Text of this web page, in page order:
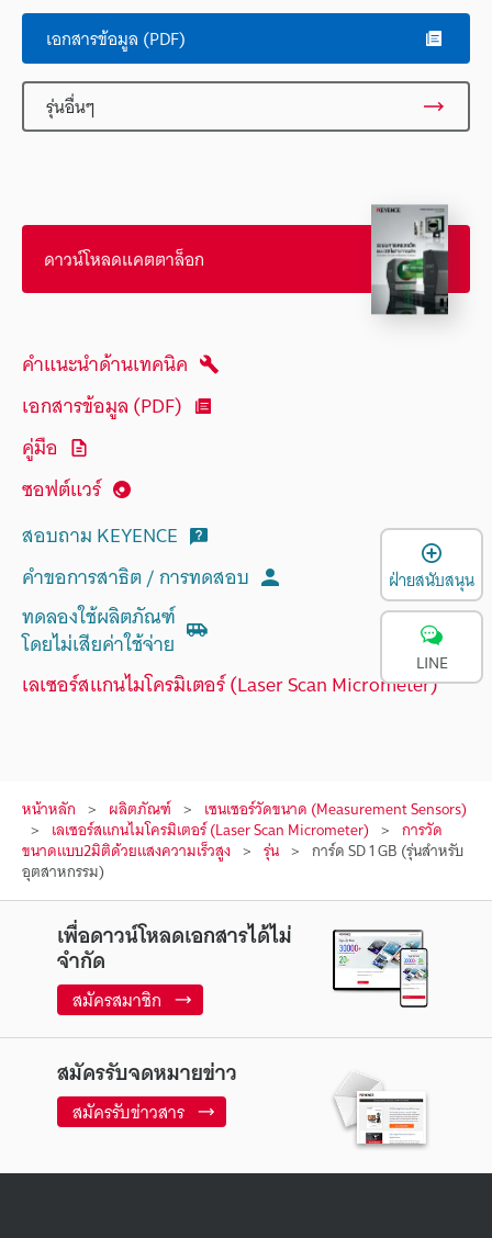
เอกสารข้อมูล (PDF)
รุ่นอื่นๆ
ดาวน์โหลดแคตตาล็อก
คำแนะนำด้านเทคนิค
เอกสารข้อมูล (PDF)
คู่มือ
ซอฟต์แวร์
สอบถาม KEYENCE
คำขอการสาธิต / การทดสอบ
ทดลองใช้ผลิตภัณฑ์
โดยไม่เสียค่าใช้จ่าย
เลเซอร์สแกนไมโครมิเตอร์ (Laser Scan Micrometer)
หน้าหลัก ผลิตภัณฑ์ เซนเซอร์วัดขนาด (Measurement Sensors)
เลเซอร์สแกนไมโครมิเตอร์ (Laser Scan Micrometer) การวัด
ขนาดแบบ2มิติด้วยแสงความเร็วสูง รุ่น การ์ด SD 1 GB (รุ่นสำหรับ
อุตสาหกรรม)
เพื่อดาวน์โหลดเอกสารได้ไม่
จำกัด
สมัครสมาชิก
สมัครรับจดหมายข่าว
สมัครรับข่าวสาร
ฝ่ายสนับสนุน
LINE